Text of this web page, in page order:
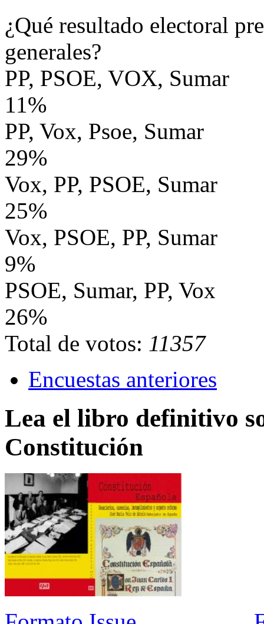
¿Qué resultado electoral
generales?
PP, PSOE, VOX, Sumar
11%
PP, Vox, Psoe, Sumar
29%
Vox, PP, PSOE, Sumar
25%
Vox, PSOE, PP, Sumar
9%
PSOE, Sumar, PP, Vox
26%
Total de votos: 11357
Encuestas anteriores
Lea el libro definitivo
Constitución